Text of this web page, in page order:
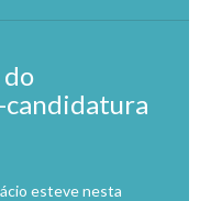
candidatura
esteve nesta